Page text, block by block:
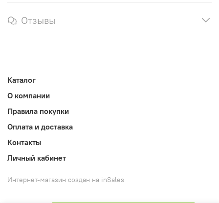
Отзывы
Каталог
О компании
Правила покупки
Оплата и доставка
Контакты
Личный кабинет
Интернет-магазин создан на inSales